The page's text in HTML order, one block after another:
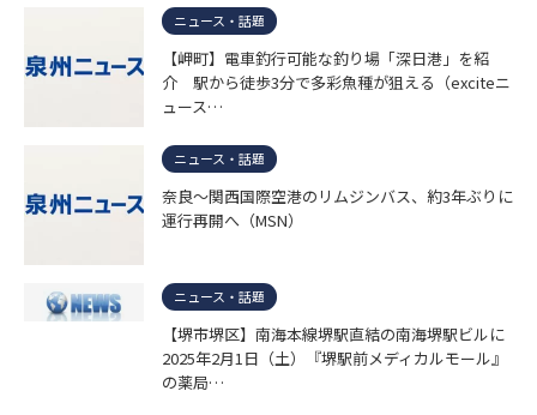
ニュース・話題
【岬町】電車釣行可能な釣り場「深日港」を紹
介 駅から徒歩3分で多彩魚種が狙える（exciteニ
ュース…
ニュース・話題
奈良〜関西国際空港のリムジンバス、約3年ぶりに
運行再開へ（MSN）
ニュース・話題
【堺市堺区】南海本線堺駅直結の南海堺駅ビルに
2025年2月1日（土）『堺駅前メディカルモール』
の薬局…